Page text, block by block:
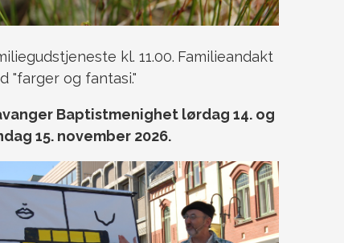
kl. 11.00. Familieandakt
"farger og fantasi."
Baptistmenighet lørdag 14. og
15. november 2026.